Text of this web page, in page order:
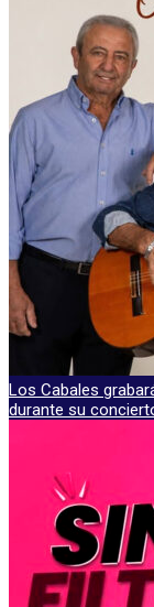
Los Cabales
durante su